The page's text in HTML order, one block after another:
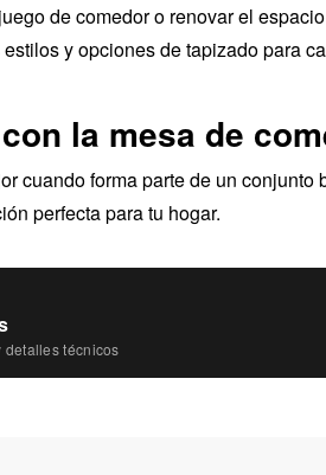
de comedor o renovar el
y opciones de tapizado para
la mesa de
cuando forma parte de un
perfecta para tu hogar.
detalles técnicos